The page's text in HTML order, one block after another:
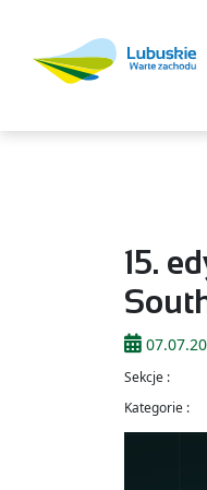
15.
Sekcje :
Kategorie :